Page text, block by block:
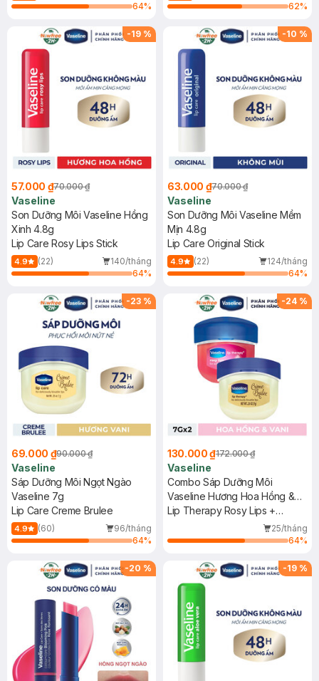
64%
62%
-19 %
57.000 ₫70.000 ₫
Vaseline
Son Dưỡng Môi Vaseline Hồng
Xinh 4.8g
Lip Care Rosy Lips Stick
4.9 (22)
140/tháng
64%
-10 %
63.000 ₫70.000 ₫
Vaseline
Son Dưỡng Môi Vaseline Mềm
Mịn 4.8g
Lip Care Original Stick
4.9 (22)
124/tháng
64%
-23 %
69.000 ₫90.000 ₫
Vaseline
Sáp Dưỡng Môi Ngọt Ngào
Vaseline 7g
Lip Care Creme Brulee
4.9 (60)
96/tháng
64%
-24 %
130.000 ₫172.000 ₫
Vaseline
Combo Sáp Dưỡng Môi
Vaseline Hương Hoa Hồng &
Vani 7gx2
Lip Therapy Rosy Lips +
25/tháng
64%
-20 % -19 %